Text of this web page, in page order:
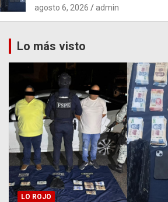
agosto 6, 2026 admin
Lo más visto
LO ROJO